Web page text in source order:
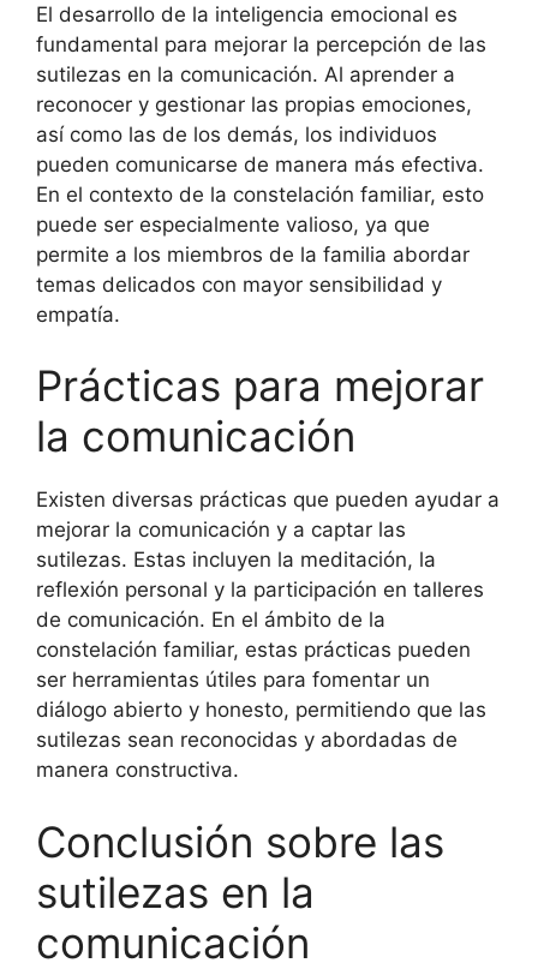
El desarrollo de la inteligencia emocional es
fundamental para mejorar la percepción de las
sutilezas en la comunicación. Al aprender a
reconocer y gestionar las propias emociones,
así como las de los demás, los individuos
pueden comunicarse de manera más efectiva.
En el contexto de la constelación familiar, esto
puede ser especialmente valioso, ya que
permite a los miembros de la familia abordar
temas delicados con mayor sensibilidad y
empatía.
Prácticas para mejorar
la comunicación
Existen diversas prácticas que pueden ayudar a
mejorar la comunicación y a captar las
sutilezas. Estas incluyen la meditación, la
reflexión personal y la participación en talleres
de comunicación. En el ámbito de la
constelación familiar, estas prácticas pueden
ser herramientas útiles para fomentar un
diálogo abierto y honesto, permitiendo que las
sutilezas sean reconocidas y abordadas de
manera constructiva.
Conclusión sobre las
sutilezas en la
comunicación